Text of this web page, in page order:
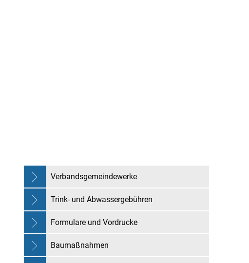
Verbandsgemeindewerke
Trink- und Abwassergebühren
Formulare und Vordrucke
Baumaßnahmen